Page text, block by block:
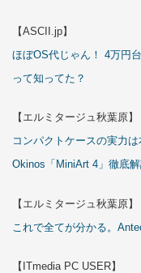
【ASCII.jp】
ほぼOS代じゃん！ 4万円
って知ってた？
【エルミタージュ秋葉原】
コンパクトケースの実力
Okinos「MiniArt 4」徹底
【エルミタージュ秋葉原】
これで全てが分かる。
【ITmedia PC USER】